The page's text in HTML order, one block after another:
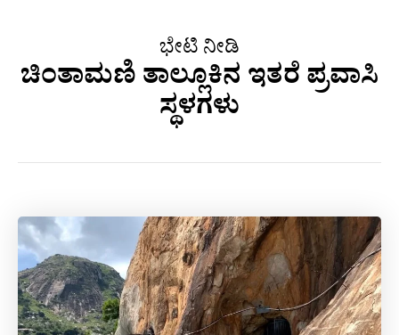
ಭೇಟಿ ನೀಡಿ
ಚಿಂತಾಮಣಿ ತಾಲ್ಲೂಕಿನ ಇತರೆ ಪ್ರವಾಸಿ
ಸ್ಥಳಗಳು